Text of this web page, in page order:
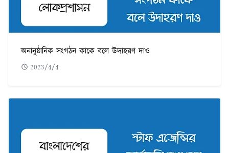
অনানুষ্ঠানিক সংগঠন কাকে বলে উদাহরণ দাও
2023/4/4